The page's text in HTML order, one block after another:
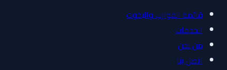
قائمة القوارب واليخوت
الخدمات
من نحن
اتصل بنا